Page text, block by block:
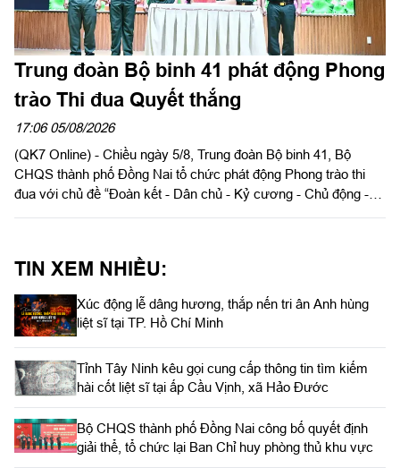
Trung đoàn Bộ binh 41 phát động Phong
trào Thi đua Quyết thắng
17:06 05/08/2026
(QK7 Online) - Chiều ngày 5/8, Trung đoàn Bộ binh 41, Bộ
CHQS thành phố Đồng Nai tổ chức phát động Phong trào thi
đua với chủ đề “Đoàn kết - Dân chủ - Kỷ cương - Chủ động -
TIN XEM NHIỀU:
Xúc động lễ dâng hương, thắp nến tri ân Anh hùng
liệt sĩ tại TP. Hồ Chí Minh
Tỉnh Tây Ninh kêu gọi cung cấp thông tin tìm kiếm
hài cốt liệt sĩ tại ấp Cầu Vịnh, xã Hảo Đước
Bộ CHQS thành phố Đồng Nai công bố quyết định
giải thể, tổ chức lại Ban Chỉ huy phòng thủ khu vực